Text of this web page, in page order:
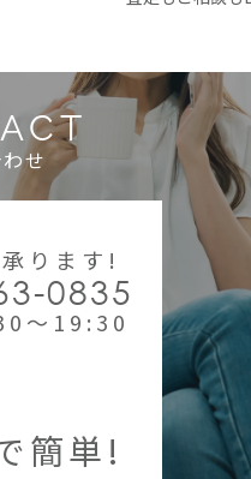
せ
ります!
0835
～19:30
簡単!